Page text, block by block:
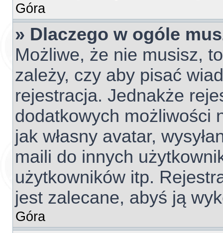
Góra
» Dlaczego w ogóle
Możliwe, że nie musisz,
zależy, czy aby pisać
rejestracja. Jednakże
dodatkowych możliwości
jak własny avatar,
maili do innych
użytkowników itp.
jest zalecane, abyś ją
Góra